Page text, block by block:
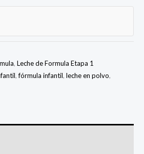
, Leche de Formula Etapa 1
,fórmula infantil, leche en polvo,